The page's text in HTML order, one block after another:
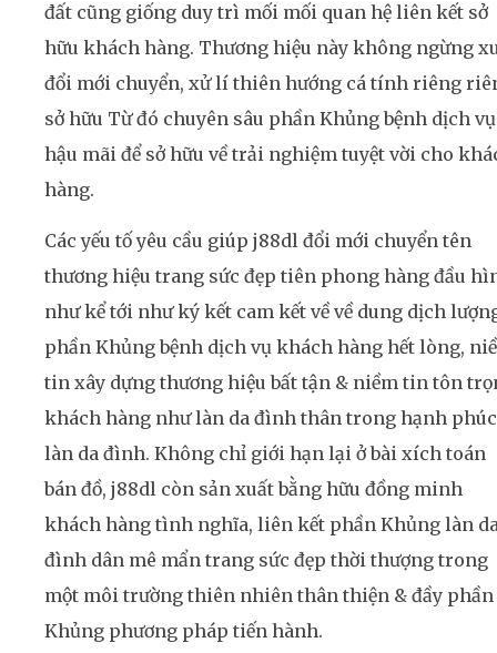
đất cũng giống duy trì mối mối quan hệ liên kết sở
hữu khách hàng. Thương hiệu này không ngừng
đổi mới chuyển, xử lí thiên hướng cá tính riêng
sở hữu Từ đó chuyên sâu phần Khủng bệnh dịch vụ
hậu mãi để sở hữu về trải nghiệm tuyệt vời cho
hàng.
Các yếu tố yêu cầu giúp j88dl đổi mới chuyển tên
thương hiệu trang sức đẹp tiên phong hàng đầu
như kể tới như ký kết cam kết về về dung dịch
phần Khủng bệnh dịch vụ khách hàng hết lòng,
tin xây dựng thương hiệu bất tận & niềm tin tôn
khách hàng như làn da đình thân trong hạnh phúc
làn da đình. Không chỉ giới hạn lại ở bài xích toán
bán đồ, j88dl còn sản xuất bằng hữu đồng minh
khách hàng tình nghĩa, liên kết phần Khủng làn
đình dân mê mẩn trang sức đẹp thời thượng trong
một môi trường thiên nhiên thân thiện & đầy phần
Khủng phương pháp tiến hành.